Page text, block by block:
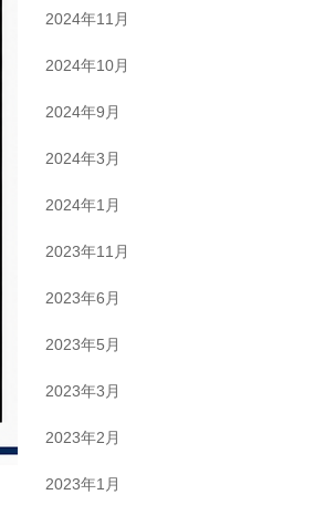
2024年11月
2024年10月
2024年9月
2024年3月
2024年1月
2023年11月
2023年6月
2023年5月
2023年3月
2023年2月
2023年1月